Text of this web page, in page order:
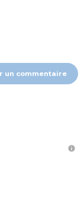
un commentaire